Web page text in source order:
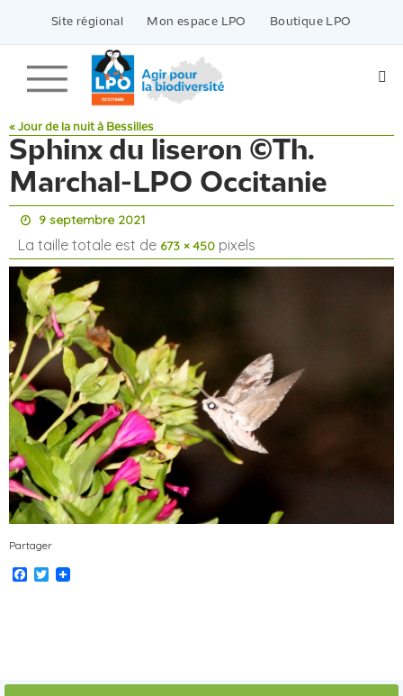
contenu
Site régional Mon espace LPO Boutique LPO
« Jour de la nuit à Bessilles
Sphinx du liseron ©Th.
Marchal-LPO Occitanie
9 septembre 2021
La taille totale est de 673 × 450 pixels
Partager
Facebook
Twitter